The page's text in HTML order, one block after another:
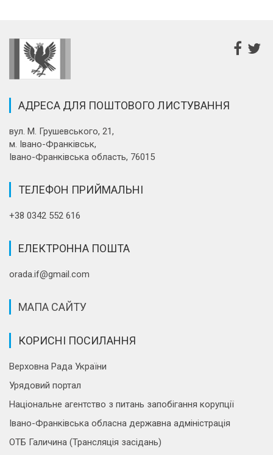
АДРЕСА ДЛЯ ПОШТОВОГО ЛИСТУВАННЯ
вул. М. Грушевського, 21,
м. Івано-Франківськ,
Івано-Франківська область, 76015
ТЕЛЕФОН ПРИЙМАЛЬНІ
+38 0342 552 616
ЕЛЕКТРОННА ПОШТА
orada.if@gmail.com
МАПА САЙТУ
КОРИСНІ ПОСИЛАННЯ
Верховна Рада України
Урядовий портал
Національне агентство з питань запобігання корупції
Івано-Франківська обласна державна адміністрація
ОТБ Галичина (Трансляція засідань)